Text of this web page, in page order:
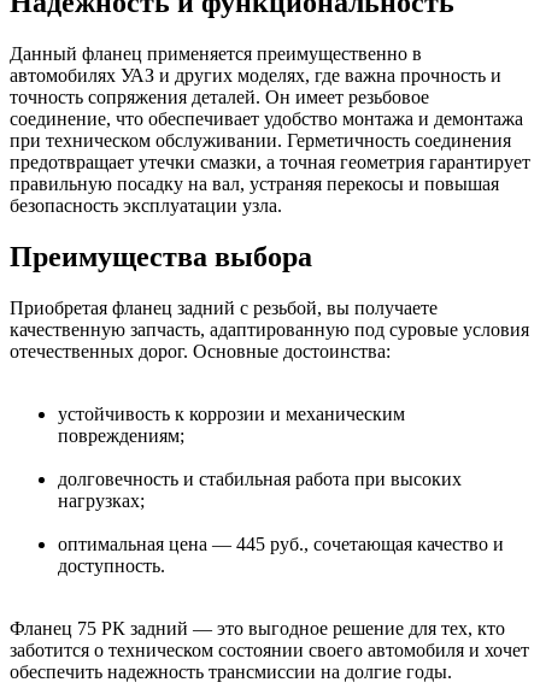
Данный фланец применяется преимущественно в
автомобилях УАЗ и других моделях, где важна прочность и
точность сопряжения деталей. Он имеет резьбовое
соединение, что обеспечивает удобство монтажа и демонтажа
при техническом обслуживании. Герметичность соединения
предотвращает утечки смазки, а точная геометрия гарантирует
правильную посадку на вал, устраняя перекосы и повышая
безопасность эксплуатации узла.
Преимущества выбора
Приобретая фланец задний с резьбой, вы получаете
качественную запчасть, адаптированную под суровые условия
отечественных дорог. Основные достоинства:
устойчивость к коррозии и механическим
повреждениям;
долговечность и стабильная работа при высоких
нагрузках;
оптимальная цена — 445 руб., сочетающая качество и
доступность.
Фланец 75 РК задний — это выгодное решение для тех, кто
заботится о техническом состоянии своего автомобиля и хочет
обеспечить надежность трансмиссии на долгие годы.